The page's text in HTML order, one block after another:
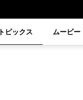
トピックス ムービー